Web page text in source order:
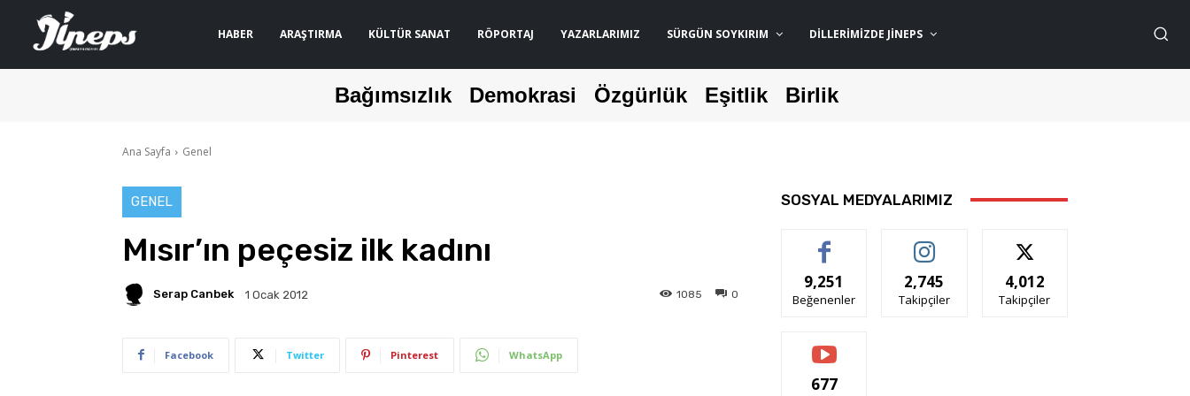
HABER ARAŞTIRMA KÜLTÜR SANAT RÖPORTAJ YAZARLARIMIZ SÜRGÜN SOYKIRIM DILLERIMIZDE JİNEPS
Bağımsızlık Demokrasi Özgürlük Eşitlik Birlik
Ana Sayfa Genel
GENEL
Mısır’ın peçesiz ilk kadını
Serap Canbek 1 Ocak 2012 0
1085
Facebook Twitter Pinterest WhatsApp
SOSYAL MEDYALARIMIZ
9,251
Beğenenler
2,745
Takipçiler
4,012
Takipçiler
677